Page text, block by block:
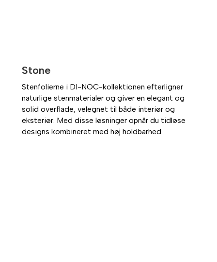
Stone
Stenfolierne i DI-NOC-kollektionen efterligner
naturlige stenmaterialer og giver en elegant og
solid overflade, velegnet til både interiør og
eksteriør. Med disse løsninger opnår du tidløse
designs kombineret med høj holdbarhed.